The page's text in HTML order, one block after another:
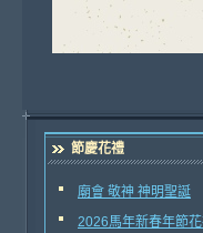
節慶花禮
廟會 敬神 神明聖誕
2026馬年新春年節